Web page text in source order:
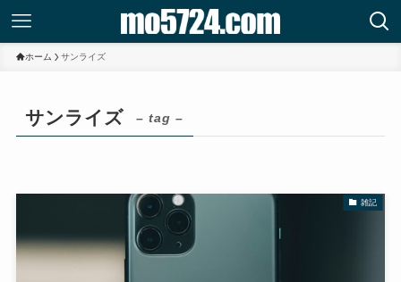
ホーム サンライズ
サンライズ – tag –
雑記